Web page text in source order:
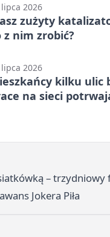
lipca 2026
zużyty
z nim zrobić?
lipca 2026
kilku ulic
na sieci
– trzydniowy
Jokera Piła